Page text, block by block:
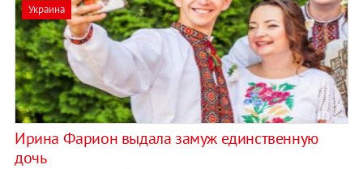
Украина
Ирина Фарион выдала замуж единственную
дочь